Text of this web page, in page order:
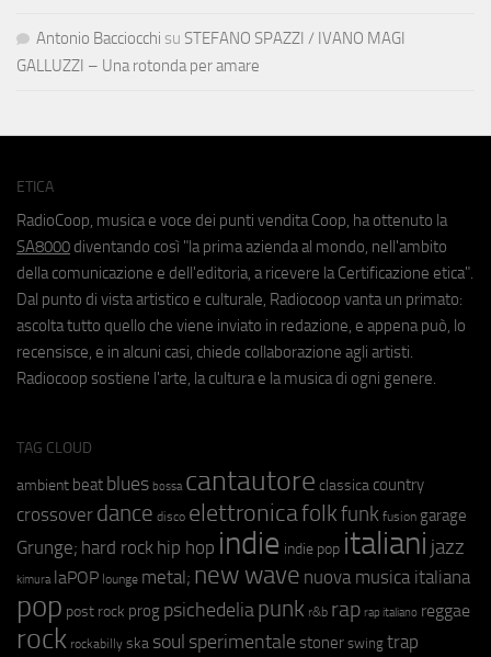
Antonio Bacciocchi su STEFANO SPAZZI / IVANO MAGI
GALLUZZI – Una rotonda per amare
ETICA
RadioCoop, musica e voce dei punti vendita Coop, ha ottenuto la
SA8000 diventando così "la prima azienda al mondo, nell'ambito
della comunicazione e dell'editoria, a ricevere la Certificazione etica".
Dal punto di vista artistico e culturale, Radiocoop vanta un primato:
ascolta tutto quello che viene inviato in redazione, e appena può, lo
recensisce, e in alcuni casi, chiede collaborazione agli artisti.
Radiocoop sostiene l'arte, la cultura e la musica di ogni genere.
TAG CLOUD
ambient beat blues bossa cantautore classica country
crossover dance disco elettronicafolkfunk fusion garage
Grunge; hard rock hip hop indie indie pop italiani jazz
kimura laPOP lounge metal; new wave nuova musica italiana
pop post rock prog psichedeliapunk r&b rap rap italiano reggae
rock rockabilly ska soul sperimentale stoner swing trap